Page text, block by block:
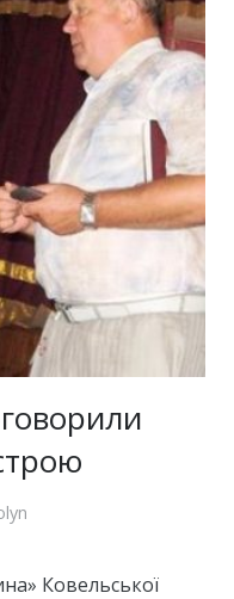
Ковельської